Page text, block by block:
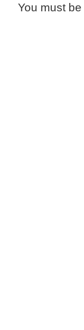
You must be